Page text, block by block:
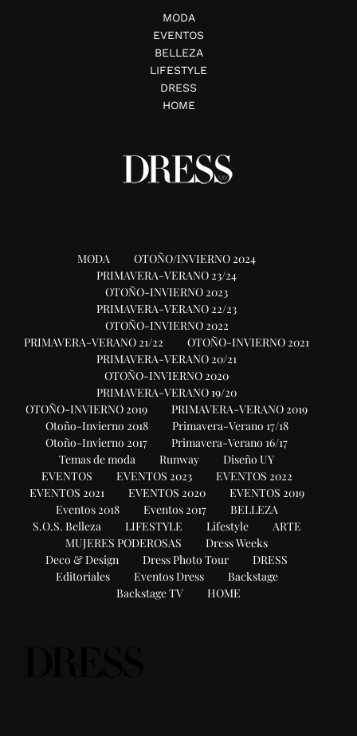
MODA
EVENTOS
BELLEZA
LIFESTYLE
DRESS
HOME
MODA
OTOÑO/INVIERNO 2024
PRIMAVERA-VERANO 23/24
OTOÑO-INVIERNO 2023
PRIMAVERA-VERANO 22/23
OTOÑO-INVIERNO 2022
PRIMAVERA-VERANO 21/22
OTOÑO-INVIERNO 2021
PRIMAVERA-VERANO 20/21
OTOÑO-INVIERNO 2020
PRIMAVERA-VERANO 19/20
OTOÑO-INVIERNO 2019
PRIMAVERA-VERANO 2019
Otoño-Invierno 2018
Primavera-Verano 17/18
Otoño-Invierno 2017
Primavera-Verano 16/17
Temas de moda
Runway
Diseño UY
EVENTOS
EVENTOS 2023
EVENTOS 2022
EVENTOS 2021
EVENTOS 2020
EVENTOS 2019
Eventos 2018
Eventos 2017
BELLEZA
S.O.S. Belleza
LIFESTYLE Lifestyle
ARTE
MUJERES PODEROSAS
Dress Weeks
Deco & Design
Dress Photo Tour
DRESS
Editoriales
Eventos Dress
Backstage
Backstage TV
HOME